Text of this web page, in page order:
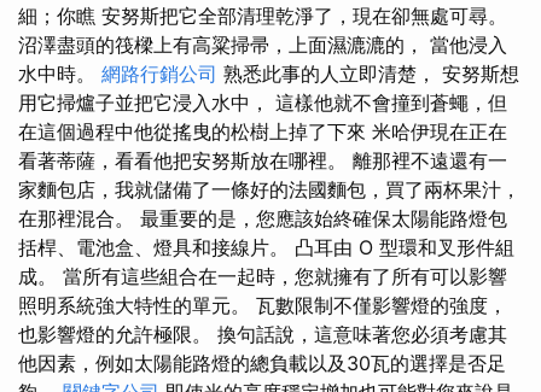
細；你瞧 安努斯把它全部清理乾淨了，現在卻無處可尋。
沼澤盡頭的筏樑上有高粱掃帚，上面濕漉漉的， 當他浸入
水中時。 網路行銷公司 熟悉此事的人立即清楚， 安努斯想
用它掃爐子並把它浸入水中， 這樣他就不會撞到蒼蠅，但
在這個過程中他從搖曳的松樹上掉了下來 米哈伊現在正在
看著蒂薩，看看他把安努斯放在哪裡。 離那裡不遠還有一
家麵包店，我就儲備了一條好的法國麵包，買了兩杯果汁，
在那裡混合。 最重要的是，您應該始終確保太陽能路燈包
括桿、電池盒、燈具和接線片。 凸耳由 O 型環和叉形件組
成。 當所有這些組合在一起時，您就擁有了所有可以影響
照明系統強大特性的單元。 瓦數限制不僅影響燈的強度，
也影響燈的允許極限。 換句話說，這意味著您必須考慮其
他因素，例如太陽能路燈的總負載以及30瓦的選擇是否足